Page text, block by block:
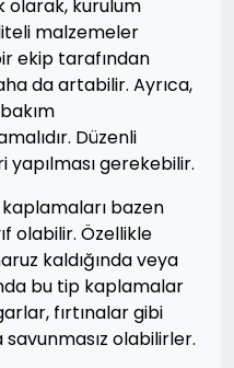
olarak, kurulum
malzemeler
ekip tarafından
da artabilir. Ayrıca,
Düzenli
gerekebilir.
kaplamaları bazen
olabilir. Özellikle
kaldığında veya
bu tip kaplamalar
fırtınalar gibi
olabilirler.